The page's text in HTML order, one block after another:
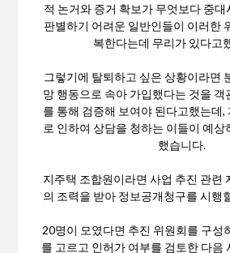
적 논거와 증거 확보가 무엇보다 중
판별하기 어려운 일반인들이 이러한
복한다는데 무리가 있다고
그렇기에 탈퇴하고 싶은 상황이라면
망 행동으로 속아 가입했다는 것을 객
를 통해 검증해 보여야 된다고했는데,
로 인하여 상담을 청하는 이들이 예상
했습니다.
지주택 조합원이라면 사업 추진 관련
의 조력을 받아 정보공개청구를 시행
20명이 모였다면 추진 위원회를 구성
를 고르고 인허가 여부를 검토한 다음